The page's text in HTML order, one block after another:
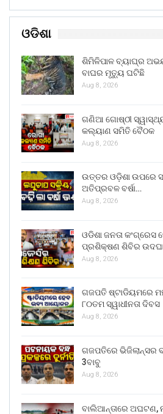
ଓଡିଶା
ଶିମିଳିପାଳ ବ୍ୟାଘ୍ର
ବାଘର ମୃତ୍ୟୁ ଘଟିଛି
Aug 8, 2026
ଗଣିଆ ଗୋଷ୍ଠୀ
କଲ୍ୟାଣ ସମିତି ବୈଠକ
Aug 8, 2026
ଉତ୍ତର ଓଡ଼ିଶା ଉପରେ
ଅତିପ୍ରବଳ ବର୍ଷା…
Aug 8, 2026
ଓଡିଶା ଜନତା କଂଗ୍ରେସ
ପ୍ରଶିକ୍ଷଣ ଶିବିର
Aug 8, 2026
ଗଜପତି ଷ୍ଟାଡିୟମରେ
୮୦ତମ ସ୍ୱାଧୀନତା ଦିବସ
Aug 8, 2026
ଗଜପତିରେ ଭିଜିଲାନ୍ସର
3ବାବୁ
Aug 8, 2026
ବାଲିଆନ୍ତାରେ ଅଘଟଣ,